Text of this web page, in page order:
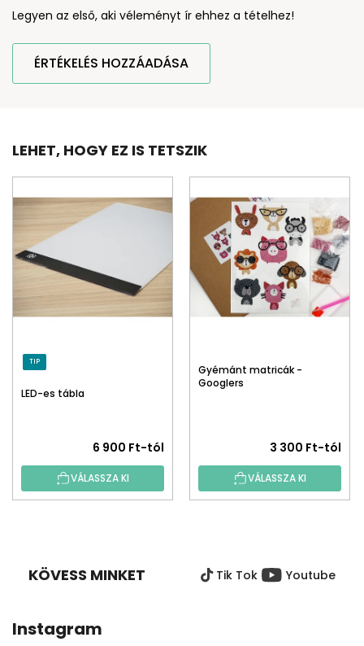
Legyen az első, aki véleményt ír ehhez a tételhez!
ÉRTÉKELÉS HOZZÁADÁSA
LEHET, HOGY EZ IS TETSZIK
TIP
LED-es tábla
6 900 Ft-tól
VÁLASSZA KI
Gyémánt matricák -
Googlers
3 300 Ft-tól
VÁLASSZA KI
KÖVESS MINKET Tik Tok Youtube
Instagram